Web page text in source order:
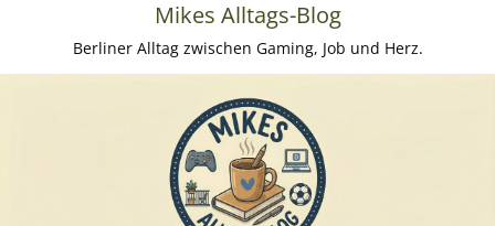
Mikes Alltags-Blog
Berliner Alltag zwischen Gaming, Job und Herz.